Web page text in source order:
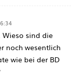
Wieso sind die
noch wesentlich
wie bei der BD